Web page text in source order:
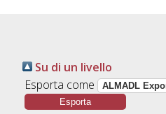
Su di un livello
Esporta come